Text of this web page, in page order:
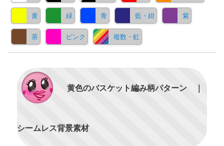
黄 緑 青 藍・紺 紫
茶 ピンク 複数・虹
黄色のバスケット編み柄パターン ｜
シームレス背景素材